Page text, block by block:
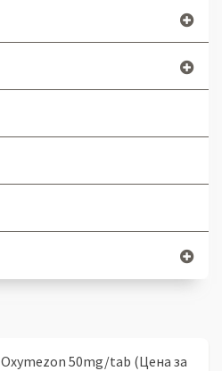
Oxymezon 50mg/tab (Цена за